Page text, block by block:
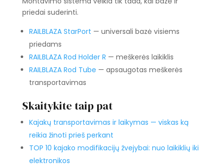
priedai suderinti.
RAILBLAZA StarPort — universali bazė visiems
priedams
RAILBLAZA Rod Holder R — meškerės laikiklis
RAILBLAZA Rod Tube — apsaugotas meškerės
transportavimas
Skaitykite taip pat
Kajakų transportavimas ir laikymas — viskas ką
reikia žinoti prieš perkant
TOP 10 kajako modifikacijų žvejybai: nuo laikiklių iki
elektronikos